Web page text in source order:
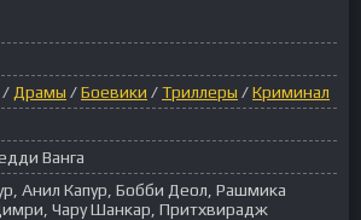
/ Драмы /Боевики /Триллеры /Криминал
Ванга
Анил Капур, Бобби Деол, Рашмика
Чару Шанкар, Притхвирадж